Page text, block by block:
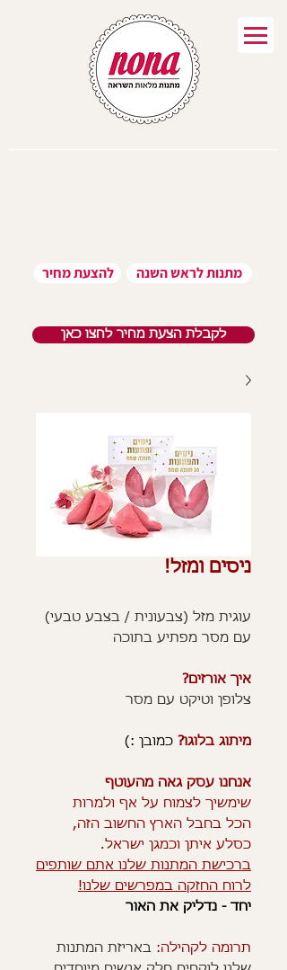
להצעת מחיר מתנות לראש השנה
לקבלת הצעת מחיר לחצו כאן
ניסים ומזל!
עוגית מזל (צבעונית / בצבע טבעי)
עם מסר מפתיע בתוכה
איך אורזים?
צלופן וטיקט עם מסר
מיתוג בלוגו? כמובן :)
אנחנו עסק גאה מהעוטף
שימשיך לצמוח על אף ולמרות
הכל בחבל הארץ החשוב הזה,
כסלע איתן וכמגן ישראל.
ברכישת המתנות שלנו אתם שותפים
לרוח החזקה במפרשים שלנו!
יחד - נדליק את האור
תרומה לקהילה: באריזת המתנות